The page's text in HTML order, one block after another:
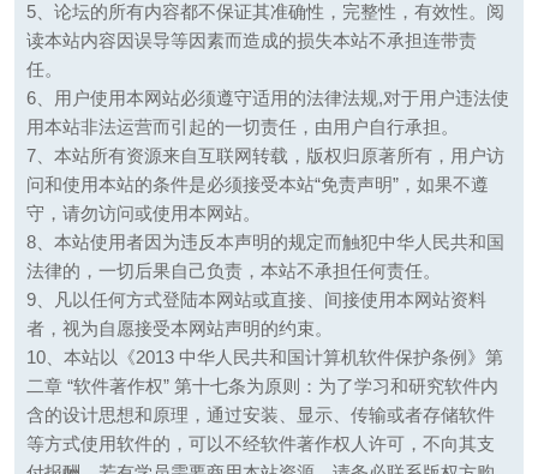
5、论坛的所有内容都不保证其准确性，完整性，有效性。阅
读本站内容因误导等因素而造成的损失本站不承担连带责
任。
6、用户使用本网站必须遵守适用的法律法规,对于用户违法使
用本站非法运营而引起的一切责任，由用户自行承担。
7、本站所有资源来自互联网转载，版权归原著所有，用户访
问和使用本站的条件是必须接受本站“免责声明”，如果不遵
守，请勿访问或使用本网站。
8、本站使用者因为违反本声明的规定而触犯中华人民共和国
法律的，一切后果自己负责，本站不承担任何责任。
9、凡以任何方式登陆本网站或直接、间接使用本网站资料
者，视为自愿接受本网站声明的约束。
10、本站以《2013 中华人民共和国计算机软件保护条例》第
二章 “软件著作权” 第十七条为原则：为了学习和研究软件内
含的设计思想和原理，通过安装、显示、传输或者存储软件
等方式使用软件的，可以不经软件著作权人许可，不向其支